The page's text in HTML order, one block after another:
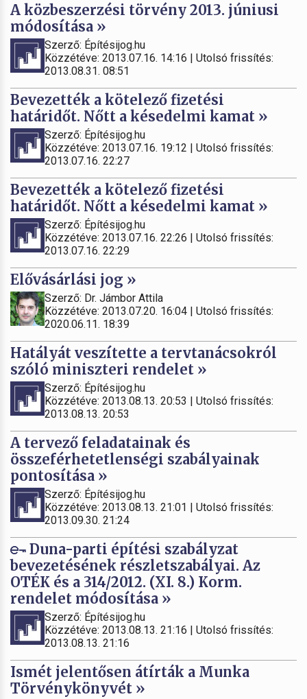
A közbeszerzési törvény 2013. júniusi
módosítása »
Szerző: Építésijog.hu
Közzétéve: 2013.07.16. 14:16 | Utolsó frissítés:
2013.08.31. 08:51
Bevezették a kötelező fizetési
határidőt. Nőtt a késedelmi kamat »
Szerző: Építésijog.hu
Közzétéve: 2013.07.16. 19:12 | Utolsó frissítés:
2013.07.16. 22:27
Bevezették a kötelező fizetési
határidőt. Nőtt a késedelmi kamat »
Szerző: Építésijog.hu
Közzétéve: 2013.07.16. 22:26 | Utolsó frissítés:
2013.07.16. 22:29
Elővásárlási jog »
Szerző: Dr. Jámbor Attila
Közzétéve: 2013.07.20. 16:04 | Utolsó frissítés:
2020.06.11. 18:39
Hatályát veszítette a tervtanácsokról
szóló miniszteri rendelet »
Szerző: Építésijog.hu
Közzétéve: 2013.08.13. 20:53 | Utolsó frissítés:
2013.08.13. 20:53
A tervező feladatainak és
összeférhetetlenségi szabályainak
pontosítása »
Szerző: Építésijog.hu
Közzétéve: 2013.08.13. 21:01 | Utolsó frissítés:
2013.09.30. 21:24
Duna-parti építési szabályzat
bevezetésének részletszabályai. Az
OTÉK és a 314/2012. (XI. 8.) Korm.
rendelet módosítása »
Szerző: Építésijog.hu
Közzétéve: 2013.08.13. 21:16 | Utolsó frissítés:
2013.08.13. 21:16
Ismét jelentősen átírták a Munka
Törvénykönyvét »